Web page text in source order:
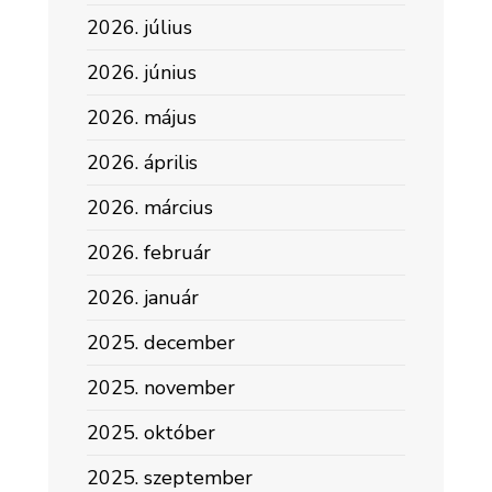
2026. július
2026. június
2026. május
2026. április
2026. március
2026. február
2026. január
2025. december
2025. november
2025. október
2025. szeptember